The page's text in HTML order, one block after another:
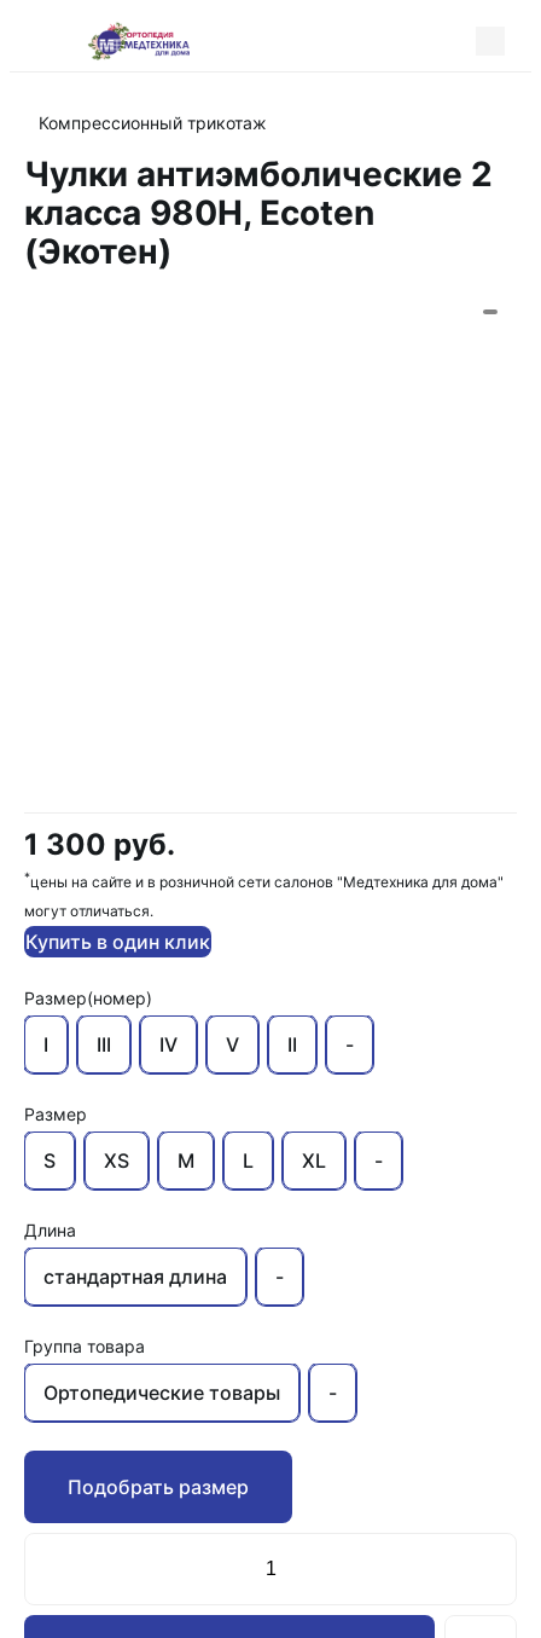
Компрессионный трикотаж
Чулки антиэмболические 2
класса 980Н, Ecoten
(Экотен)
1 300 руб.
*цены на сайте и в розничной сети салонов "Медтехника для дома"
могут отличаться.
Купить в один клик
Размер(номер)
I III IV V II -
Размер
S XS M L XL -
Длина
стандартная длина -
Группа товара
Ортопедические товары -
Подобрать размер